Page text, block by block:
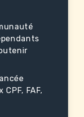
CPF, FAF,